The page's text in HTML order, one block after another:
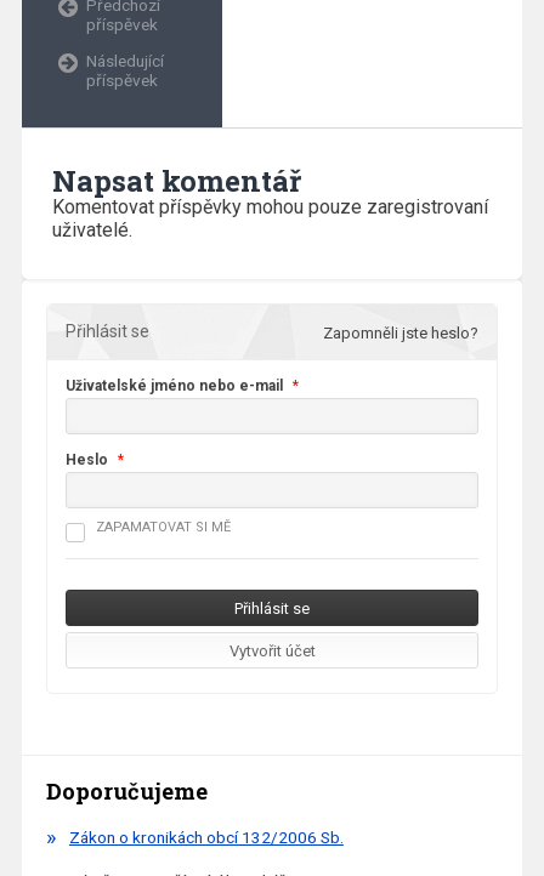
Předchozí
příspěvek
Následující
příspěvek
Napsat komentář
Komentovat příspěvky mohou pouze zaregistrovaní
uživatelé.
Přihlásit se Zapomněli jste heslo?
Uživatelské jméno nebo e-mail *
Heslo *
ZAPAMATOVAT SI MĚ
Doporučujeme
Zákon o kronikách obcí 132/2006 Sb.